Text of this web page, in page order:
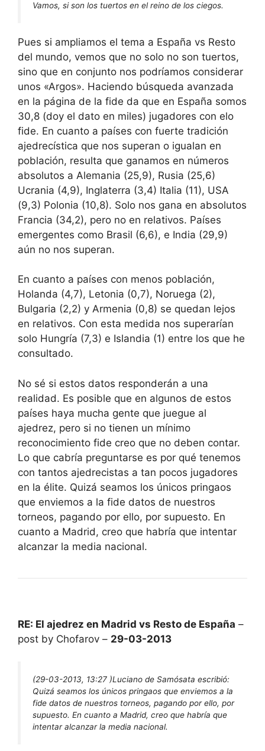
Vamos, si son los tuertos en el reino de los ciegos.
Pues si ampliamos el tema a España vs Resto
del mundo, vemos que no solo no son tuertos,
sino que en conjunto nos podríamos considerar
unos «Argos». Haciendo búsqueda avanzada
en la página de la fide da que en España somos
30,8 (doy el dato en miles) jugadores con elo
fide. En cuanto a países con fuerte tradición
ajedrecística que nos superan o igualan en
población, resulta que ganamos en números
absolutos a Alemania (25,9), Rusia (25,6)
Ucrania (4,9), Inglaterra (3,4) Italia (11), USA
(9,3) Polonia (10,8). Solo nos gana en absolutos
Francia (34,2), pero no en relativos. Países
emergentes como Brasil (6,6), e India (29,9)
aún no nos superan.
En cuanto a países con menos población,
Holanda (4,7), Letonia (0,7), Noruega (2),
Bulgaria (2,2) y Armenia (0,8) se quedan lejos
en relativos. Con esta medida nos superarían
solo Hungría (7,3) e Islandia (1) entre los que he
consultado.
No sé si estos datos responderán a una
realidad. Es posible que en algunos de estos
países haya mucha gente que juegue al
ajedrez, pero si no tienen un mínimo
reconocimiento fide creo que no deben contar.
Lo que cabría preguntarse es por qué tenemos
con tantos ajedrecistas a tan pocos jugadores
en la élite. Quizá seamos los únicos pringaos
que enviemos a la fide datos de nuestros
torneos, pagando por ello, por supuesto. En
cuanto a Madrid, creo que habría que intentar
alcanzar la media nacional.
RE: El ajedrez en Madrid vs Resto de España –
post by Chofarov – 29-03-2013
(29-03-2013, 13:27 )Luciano de Samósata escribió:
Quizá seamos los únicos pringaos que enviemos a la
fide datos de nuestros torneos, pagando por ello, por
supuesto. En cuanto a Madrid, creo que habría que
intentar alcanzar la media nacional.